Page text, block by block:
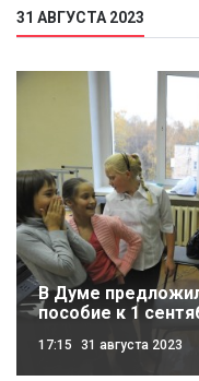
31 АВГУСТА 2023
В Думе
пособие к 1
17:15 31 августа 2023